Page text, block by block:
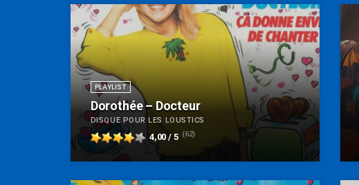
PLAYLIST
Dorothée – Docteur
DISQUE POUR LES LOUSTICS
4,00 / 5 (62)